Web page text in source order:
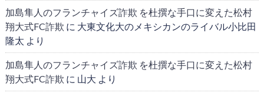
加島隼人のフランチャイズ詐欺 を杜撰な手口に変えた松村
翔大式FC詐欺 に 大東文化大のメキシカンのライバル小比田
隆太 より
加島隼人のフランチャイズ詐欺 を杜撰な手口に変えた松村
翔大式FC詐欺 に 山大 より